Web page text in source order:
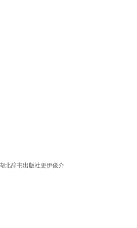
北辞书出版社更伊俊介